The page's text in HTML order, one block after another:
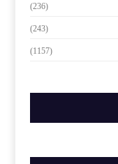
(236)
(243)
(1157)